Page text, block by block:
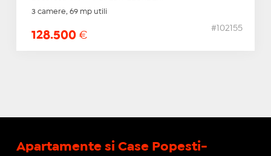
3 camere, 69 mp utili
128.500 €
#102155
Apartamente si Case Popesti-